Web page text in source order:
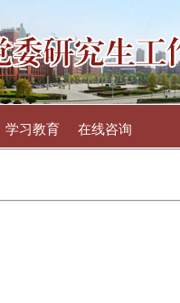
学习教育 在线咨询